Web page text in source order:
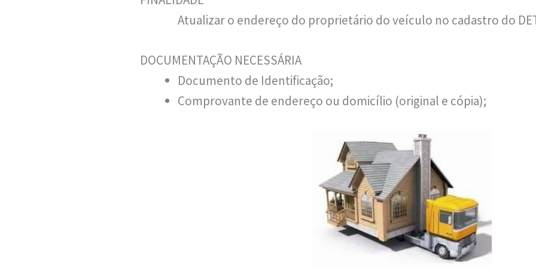
Atualizar o endereço do proprietário do veículo no cadastro do
DOCUMENTAÇÃO NECESSÁRIA
Documento de Identificação;
Comprovante de endereço ou domicílio (original e cópia);